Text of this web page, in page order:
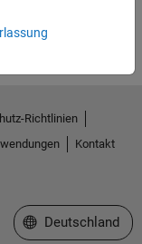
Richtlinien
Kontakt
Website auswählen
Deutschland